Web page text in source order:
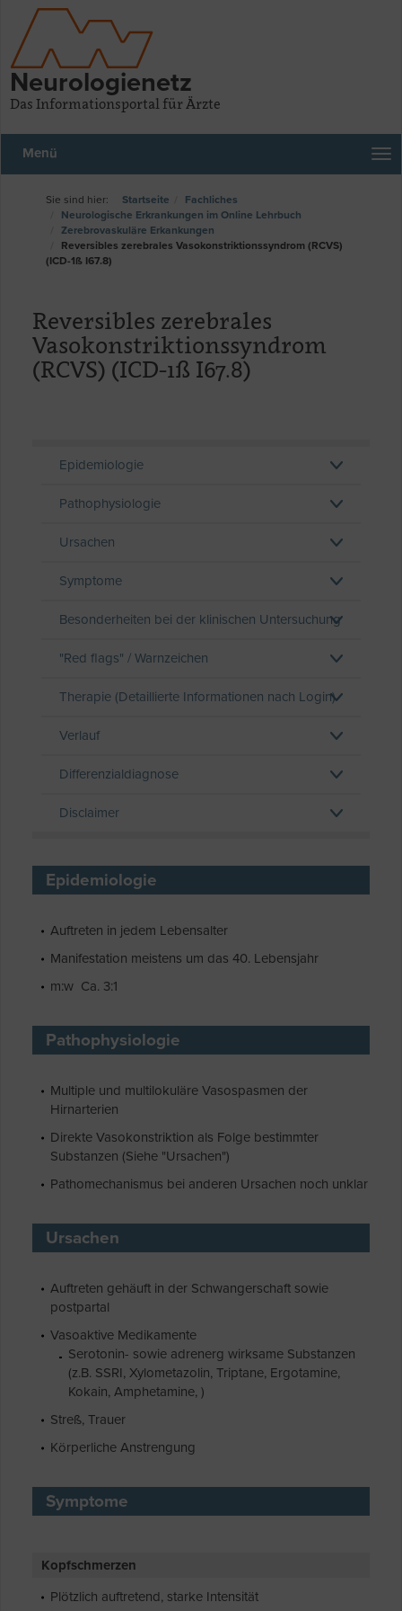
Neurologienetz
Das Informationsportal für Ärzte
Menü
Startseite
Fachliches
Neurologische Erkrankungen im Online Lehrbuch
Zerebrovaskuläre Erkankungen
Reversibles zerebrales Vasokonstriktionssyndrom (RCVS)
(ICD-1ß I67.8)
Reversibles zerebrales
Vasokonstriktionssyndrom
(RCVS) (ICD-1ß I67.8)
Epidemiologie
Pathophysiologie
Ursachen
Symptome
Besonderheiten bei der klinischen Untersuchung
"Red flags" / Warnzeichen
Therapie (Detaillierte Informationen nach Login)
Verlauf
Differenzialdiagnose
Disclaimer
Epidemiologie
Auftreten in jedem Lebensalter
Manifestation meistens um das 40. Lebensjahr
m:w Ca. 3:1
Pathophysiologie
Multiple und multilokuläre Vasospasmen der
Hirnarterien
Direkte Vasokonstriktion als Folge bestimmter
Substanzen (Siehe "Ursachen")
Pathomechanismus bei anderen Ursachen noch unklar
Ursachen
Auftreten gehäuft in der Schwangerschaft sowie
postpartal
Vasoaktive Medikamente
Serotonin- sowie adrenerg wirksame Substanzen
(z.B. SSRI, Xylometazolin, Triptane, Ergotamine,
Kokain, Amphetamine, )
Streß, Trauer
Körperliche Anstrengung
Symptome
Kopfschmerzen
Plötzlich auftretend, starke Intensität